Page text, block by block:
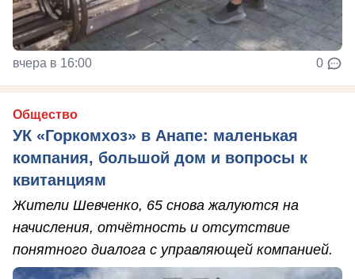
вчера в 16:00 0
Общество
УК «Горкомхоз» в Анапе: маленькая
компания, большой дом и вопросы к
квитанциям
Жители Шевченко, 65 снова жалуются на
начисления, отчётность и отсутствие
понятного диалога с управляющей компанией.